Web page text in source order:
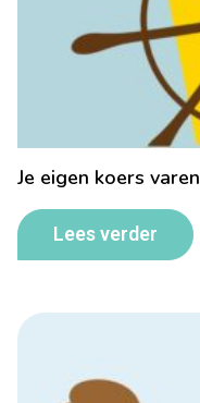
Je eigen koers varen
Lees verder